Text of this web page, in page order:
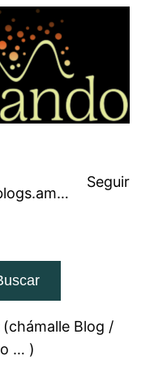
@ribadeando@blogs.amarinha.gal
Seguir
(chámalle Blog /
… )